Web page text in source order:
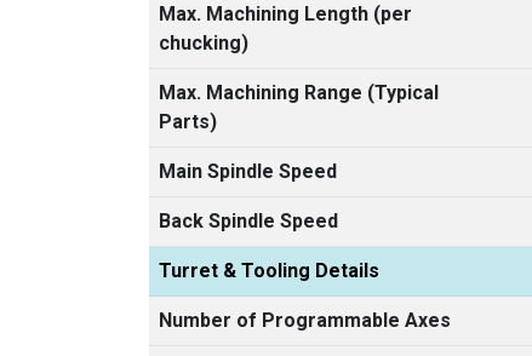
Max. Machining Length (per
chucking)
Max. Machining Range (Typical
Parts)
Main Spindle Speed
Back Spindle Speed
Turret & Tooling Details
Number of Programmable Axes